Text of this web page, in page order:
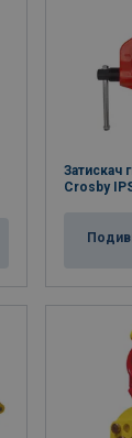
Затискач
Crosby